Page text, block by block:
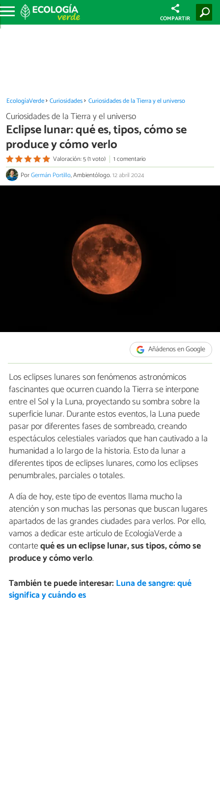
COMPARTIR
EcologíaVerde Curiosidades Curiosidades de la Tierra y el universo
Curiosidades de la Tierra y el universo
Eclipse lunar: qué es, tipos, cómo se
produce y cómo verlo
Valoración: 5 (1 voto)
1 comentario
PorGermán Portillo, Ambientólogo.12 abril 2024
Añádenos en Google
Los eclipses lunares son fenómenos astronómicos
fascinantes que ocurren cuando la Tierra se interpone
entre el Sol y la Luna, proyectando su sombra sobre la
superficie lunar. Durante estos eventos, la Luna puede
pasar por diferentes fases de sombreado, creando
espectáculos celestiales variados que han cautivado a la
humanidad a lo largo de la historia. Esto da lunar a
diferentes tipos de eclipses lunares, como los eclipses
penumbrales, parciales o totales.
A día de hoy, este tipo de eventos llama mucho la
atención y son muchas las personas que buscan lugares
apartados de las grandes ciudades para verlos. Por ello,
vamos a dedicar este artículo de EcologíaVerde a
contartequé es un eclipse lunar, sus tipos, cómo se
produce y cómo verlo.
También te puede interesar: Luna de sangre: qué
significa y cuándo es